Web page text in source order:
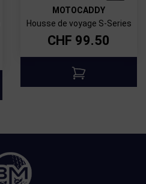
MOTOCADDY
Housse de voyage S-Series
CHF 99.50